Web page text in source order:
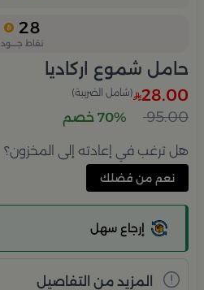
28
نقاط جــــود
حامل شموع اركاديا
28.00 (شامل الضريبة)
95.00 70% خصم
هل ترغب في إعادته إلى المخزون؟
نعم من فضلك
إرجاع سهل
المزيد من التفاصيل